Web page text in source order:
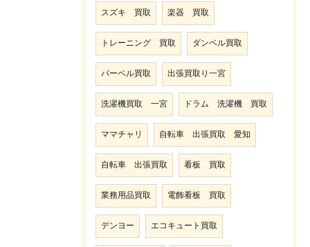
スズキ 買取 楽器 買取
トレーニング 買取 ダンベル買取
バーベル買取 出張買取り一宮
洗濯機買取 一宮 ドラム 洗濯機 買取
ママチャリ 自転車 出張買取 愛知
自転車 出張買取 看板 買取
業務用品買取 電飾看板 買取
デンヨー エコキュート買取